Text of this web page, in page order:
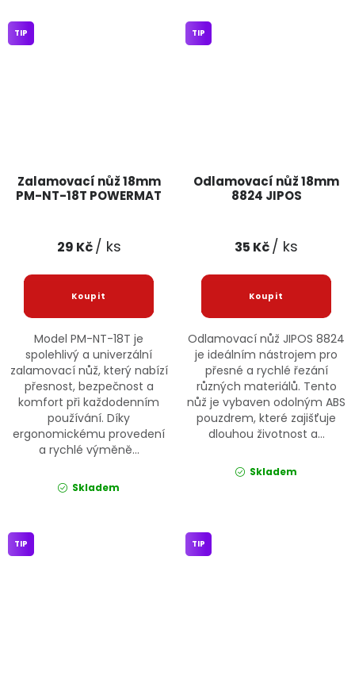
Zalamovací nůž 18mm
PM-NT-18T POWERMAT
TIP
29 Kč/ ks
Model PM-NT-18T je
spolehlivý a univerzální
zalamovací nůž, který nabízí
přesnost, bezpečnost a
komfort při každodenním
používání. Díky
ergonomickému provedení
a rychlé výměně...
Skladem
Odlamovací nůž 18mm
8824 JIPOS
TIP
35 Kč/ ks
Odlamovací nůž JIPOS 8824
je ideálním nástrojem pro
přesné a rychlé řezání
různých materiálů. Tento
nůž je vybaven odolným ABS
pouzdrem, které zajišťuje
dlouhou životnost a...
Skladem
TIP TIP